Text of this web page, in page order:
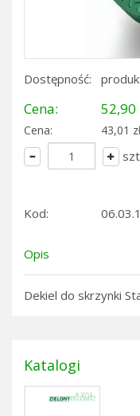
Dostępność:
Cena: 52,90
Cena:
43,01
szt
Kod:
Opis
Dekiel do skrzynki
Katalogi